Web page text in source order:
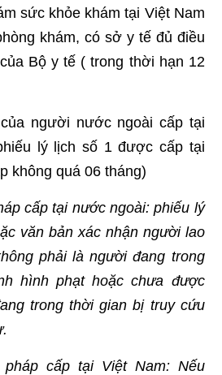
sức khỏe khám tại Việt Nam
khám, có sở y tế đủ điều
Bộ y tế ( trong thời hạn 12
người nước ngoài cấp tại
lý lịch số 1 được cấp tại
không quá 06 tháng)
cấp tại nước ngoài: phiếu lý
văn bản xác nhận người lao
phải là người đang trong
hình phạt hoặc chưa được
trong thời gian bị truy cứu
cấp tại Việt Nam: Nếu